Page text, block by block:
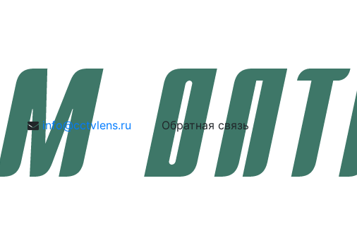
info@cctvlens.ru Обратная связь